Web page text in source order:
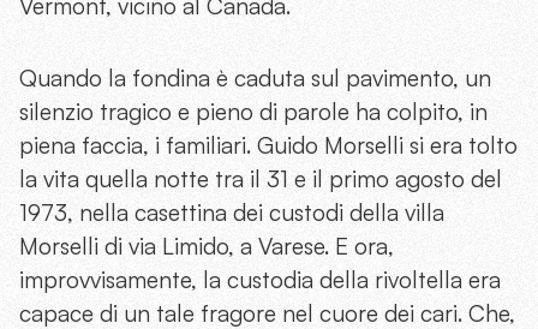
Quando la fondina è caduta sul pavimento, un
silenzio tragico e pieno di parole ha colpito, in
piena faccia, i familiari. Guido Morselli si era tolto
la vita quella notte tra il 31 e il primo agosto del
1973, nella casettina dei custodi della villa
Morselli di via Limido, a Varese. E ora,
improvvisamente, la custodia della rivoltella era
capace di un tale fragore nel cuore dei cari. Che,